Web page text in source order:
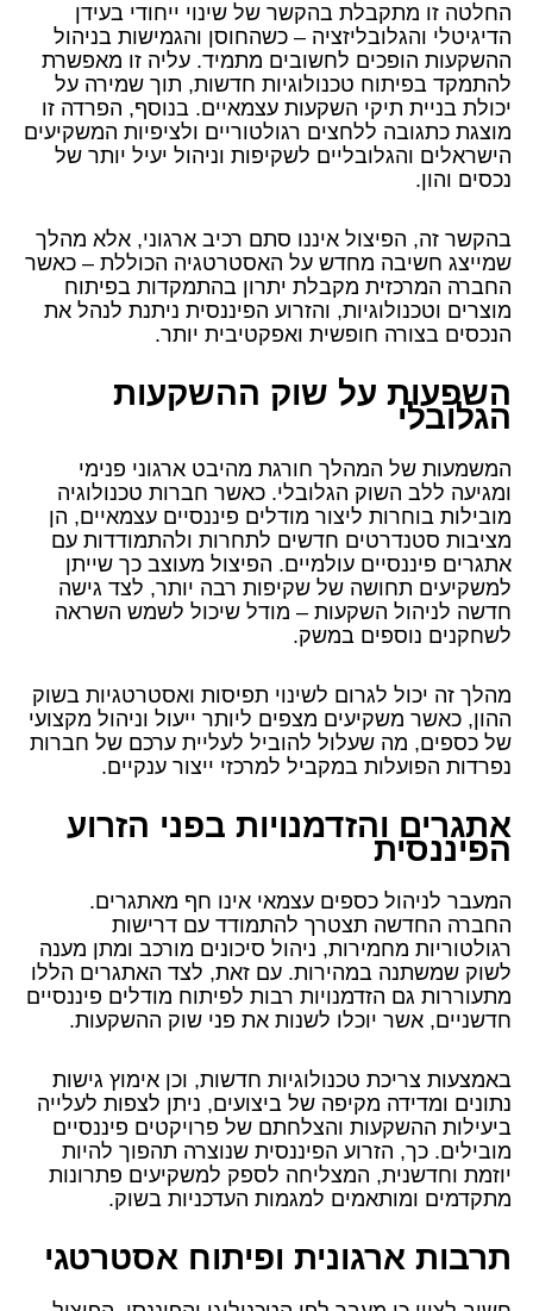
החלטה זו מתקבלת בהקשר של שינוי ייחודי בעידן
הדיגיטלי והגלובליזציה – כשהחוסן והגמישות בניהול
ההשקעות הופכים לחשובים מתמיד. עליה זו מאפשרת
להתמקד בפיתוח טכנולוגיות חדשות, תוך שמירה על
יכולת בניית תיקי השקעות עצמאיים. בנוסף, הפרדה זו
מוצגת כתגובה ללחצים רגולטוריים ולציפיות המשקיעים
הישראלים והגלובליים לשקיפות וניהול יעיל יותר של
נכסים והון.
בהקשר זה, הפיצול איננו סתם רכיב ארגוני, אלא מהלך
שמייצג חשיבה מחדש על האסטרטגיה הכוללת – כאשר
החברה המרכזית מקבלת יתרון בהתמקדות בפיתוח
מוצרים וטכנולוגיות, והזרוע הפיננסית ניתנת לנהל את
הנכסים בצורה חופשית ואפקטיבית יותר.
השפעות על שוק ההשקעות
הגלובלי
המשמעות של המהלך חורגת מהיבט ארגוני פנימי
ומגיעה ללב השוק הגלובלי. כאשר חברות טכנולוגיה
מובילות בוחרות ליצור מודלים פיננסיים עצמאיים, הן
מציבות סטנדרטים חדשים לתחרות ולהתמודדות עם
אתגרים פיננסיים עולמיים. הפיצול מעוצב כך שייתן
למשקיעים תחושה של שקיפות רבה יותר, לצד גישה
חדשה לניהול השקעות – מודל שיכול לשמש השראה
לשחקנים נוספים במשק.
מהלך זה יכול לגרום לשינוי תפיסות ואסטרטגיות בשוק
ההון, כאשר משקיעים מצפים ליותר ייעול וניהול מקצועי
של כספים, מה שעלול להוביל לעליית ערכם של חברות
נפרדות הפועלות במקביל למרכזי ייצור ענקיים.
אתגרים והזדמנויות בפני הזרוע
הפיננסית
המעבר לניהול כספים עצמאי אינו חף מאתגרים.
החברה החדשה תצטרך להתמודד עם דרישות
רגולטוריות מחמירות, ניהול סיכונים מורכב ומתן מענה
לשוק שמשתנה במהירות. עם זאת, לצד האתגרים הללו
מתעוררות גם הזדמנויות רבות לפיתוח מודלים פיננסיים
חדשניים, אשר יוכלו לשנות את פני שוק ההשקעות.
באמצעות צריכת טכנולוגיות חדשות, וכן אימוץ גישות
נתונים ומדידה מקיפה של ביצועים, ניתן לצפות לעלייה
ביעילות ההשקעות והצלחתם של פרויקטים פיננסיים
מובילים. כך, הזרוע הפיננסית שנוצרה תהפוך להיות
יוזמת וחדשנית, המצליחה לספק למשקיעים פתרונות
מתקדמים ומותאמים למגמות העדכניות בשוק.
תרבות ארגונית ופיתוח אסטרטגי